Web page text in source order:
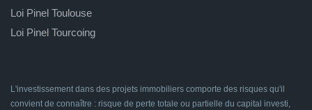
Loi Pinel Toulouse
Loi Pinel Tourcoing
L'investissement dans des projets immobiliers comporte des risques qu'il
convient de connaître : risque de perte totale ou partielle du capital investi,